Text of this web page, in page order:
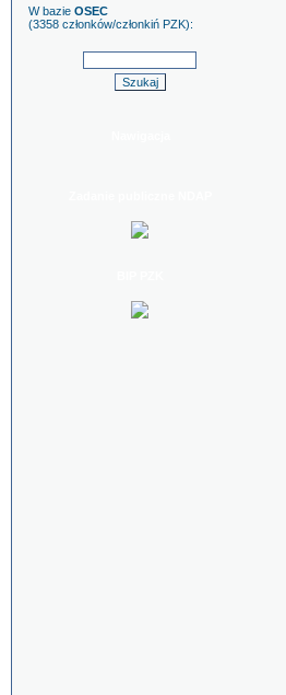
W bazie OSEC
(3358 członków/członkiń PZK):